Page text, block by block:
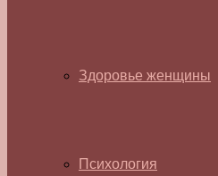
Здоровье женщины
Психология